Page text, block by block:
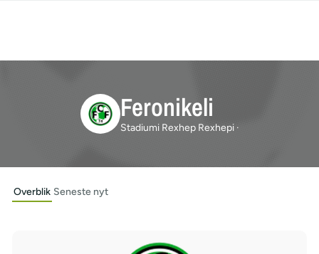
Feronikeli
Stadiumi Rexhep Rexhepi ·
Overblik Seneste nyt